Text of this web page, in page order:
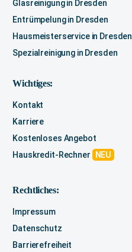
Glasreinigung in Dresden
Entrümpelung in Dresden
Hausmeisterservice in Dresden
Spezialreinigung in Dresden
Wichtiges:
Kontakt
Karriere
Kostenloses Angebot
Hauskredit-Rechner
NEU
Rechtliches:
Impressum
Datenschutz
Barrierefreiheit